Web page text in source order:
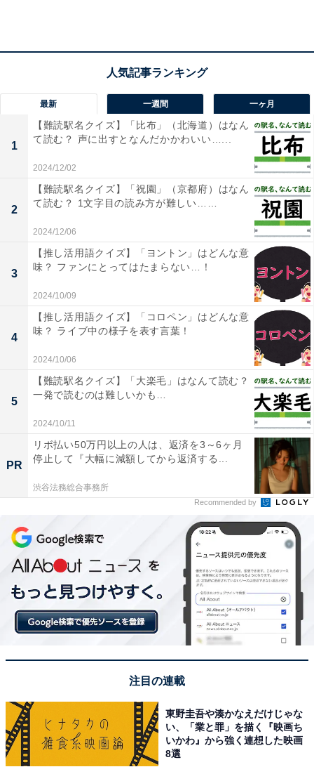
【脳トレ】この漢字はなんて読む？ 「鳩尾」【難読漢字
クイズ】
・
最新 一週間 一ヶ月
1
【難読駅名クイズ】「比布」（北海道）はなん
て読む？ 声に出すとなんだかかわいい…...
2024/12/02
2
【難読駅名クイズ】「祝園」（京都府）はなん
て読む？ 1文字目の読み方が難しい……
2024/12/06
3
【推し活用語クイズ】「ヨントン」はどんな意
味？ ファンにとってはたまらない…！
2024/10/09
4
【推し活用語クイズ】「コロペン」はどんな意
味？ ライブ中の様子を表す言葉！
2024/10/06
5
【難読駅名クイズ】「大楽毛」はなんて読む？
一発で読むのは難しいかも…
2024/10/11
PR
リボ払い50万円以上の人は、返済を3～6ヶ月
停止して『大幅に減額してから返済する...
渋谷法務総合事務所
Recommended by
注目の連載
東野圭吾や湊かなえだけじゃな
い、「業と罪」を描く『映画ち
いかわ』から強く連想した映画
8選